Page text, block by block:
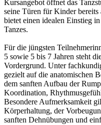
Kursangebot öffnet das
seine Türen für Kinder
bietet einen idealen Einstieg
Tanzes.
Für die jüngsten
5 sowie 5 bis 7 Jahren steht
Vordergrund. Unter
gezielt auf die anatomischen
dem sanften Aufbau der
Koordination,
Besondere Aufmerksamkeit
Körperhaltung, der
sanften Dehnübungen und